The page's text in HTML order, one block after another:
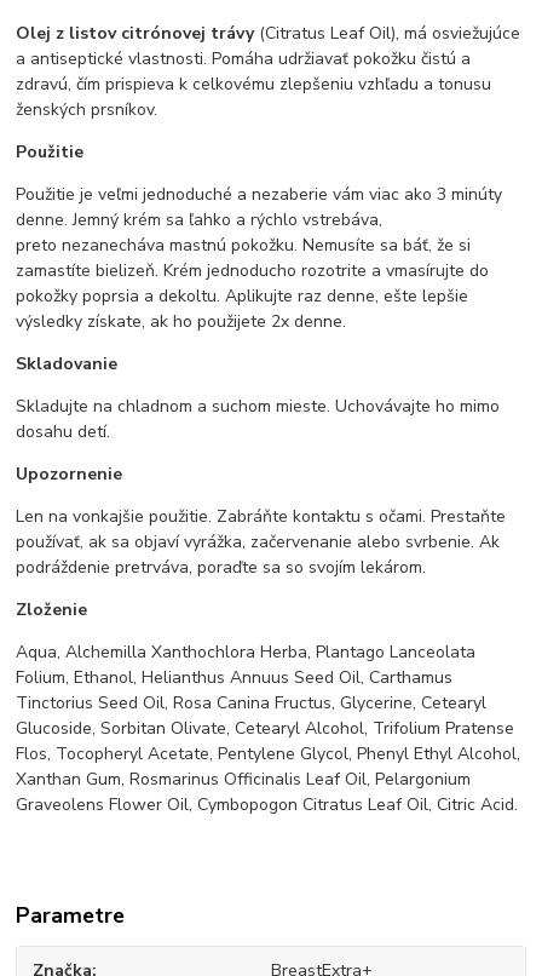
Olej z listov citrónovej trávy(Citratus Leaf Oil), má osviežujúce
a antiseptické vlastnosti. Pomáha udržiavať pokožku čistú a
zdravú, čím prispieva k celkovému zlepšeniu vzhľadu a tonusu
ženských prsníkov.
Použitie
Použitie je veľmi jednoduché a nezaberie vám viac ako 3 minúty
denne. Jemný krém sa ľahko a rýchlo vstrebáva,
preto nezanecháva mastnú pokožku. Nemusíte sa báť, že si
zamastíte bielizeň. Krém jednoducho rozotrite a vmasírujte do
pokožky poprsia a dekoltu. Aplikujte raz denne, ešte lepšie
výsledky získate, ak ho použijete 2x denne.
Skladovanie
Skladujte na chladnom a suchom mieste. Uchovávajte ho mimo
dosahu detí.
Upozornenie
Len na vonkajšie použitie. Zabráňte kontaktu s očami. Prestaňte
používať, ak sa objaví vyrážka, začervenanie alebo svrbenie. Ak
podráždenie pretrváva, poraďte sa so svojím lekárom.
Zloženie
Aqua, Alchemilla Xanthochlora Herba, Plantago Lanceolata
Folium, Ethanol, Helianthus Annuus Seed Oil, Carthamus
Tinctorius Seed Oil, Rosa Canina Fructus, Glycerine, Cetearyl
Glucoside, Sorbitan Olivate, Cetearyl Alcohol, Trifolium Pratense
Flos, Tocopheryl Acetate, Pentylene Glycol, Phenyl Ethyl Alcohol,
Xanthan Gum, Rosmarinus Officinalis Leaf Oil, Pelargonium
Graveolens Flower Oil, Cymbopogon Citratus Leaf Oil, Citric Acid.
Parametre
Značka BreastExtra+